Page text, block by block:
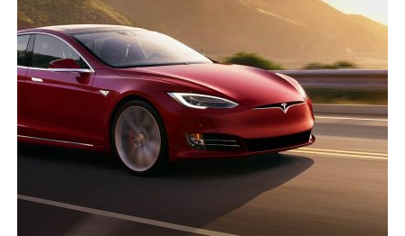
NEWSLETTER
SÍGUENOS